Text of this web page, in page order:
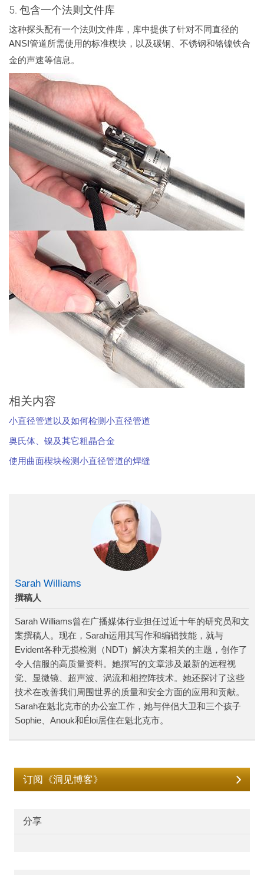
5. 包含一个法则文件库
这种探头配有一个法则文件库，库中提供了针对不同直径的
ANSI管道所需使用的标准楔块，以及碳钢、不锈钢和铬镍铁合
金的声速等信息。
相关内容
小直径管道以及如何检测小直径管道
奥氏体、镍及其它粗晶合金
使用曲面楔块检测小直径管道的焊缝
Sarah Williams
撰稿人
Sarah Williams曾在广播媒体行业担任过近十年的研究员和文
案撰稿人。现在，Sarah运用其写作和编辑技能，就与
Evident各种无损检测（NDT）解决方案相关的主题，创作了
令人信服的高质量资料。她撰写的文章涉及最新的远程视
觉、显微镜、超声波、涡流和相控阵技术。她还探讨了这些
技术在改善我们周围世界的质量和安全方面的应用和贡献。
Sarah在魁北克市的办公室工作，她与伴侣大卫和三个孩子
Sophie、Anouk和Éloi居住在魁北克市。
订阅《洞见博客》
分享